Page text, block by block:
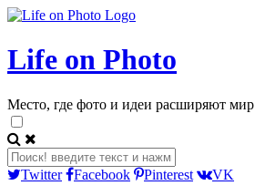
Life on Photo
Место, где фото и идеи расширяют мир
Twitter Facebook Pinterest
VK